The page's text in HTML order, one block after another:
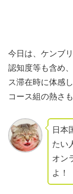
今日は、ケンブ
認知度等も含め
ス滞在時に体感
コース組の熱さ
日本
たい
オン
よ！